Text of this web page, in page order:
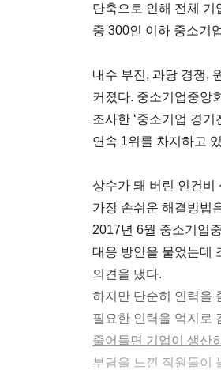
단축으로 인해 전체 기
중 300인 이하 중소기
내수 부진, 과당 경쟁,
커졌다. 중소기업중앙
조사한 ‘중소기업 경기
연속 1위를 차지하고
상수가 돼 버린 인건비
가장 손쉬운 해결방법
2017년 6월 중소기업
대응 방안을 물었는데
의견을 냈다.
하지만 단순히 인력을
필요한 인력을 억지로
줄어들면 기업이 생산
부담을 느낀 직원들이